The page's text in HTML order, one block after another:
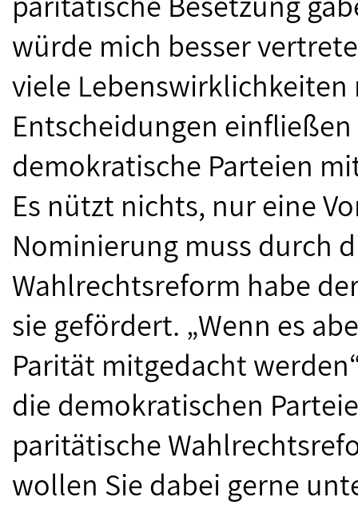
würde mich besser
viele
Entscheidungen
demokratische Parteien
Es nützt nichts, nur eine
Nominierung muss durch
Wahlrechtsreform habe
sie gefördert. „Wenn es
Parität mitgedacht
die demokratischen
paritätische
wollen Sie dabei gerne